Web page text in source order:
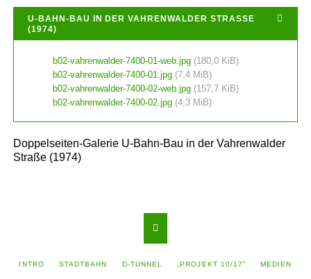
U-BAHN-BAU IN DER VAHRENWALDER STRASSE (
1974)
b02-vahrenwalder-7400-01-web.jpg (180,0 KiB)
b02-vahrenwalder-7400-01.jpg (7,4 MiB)
b02-vahrenwalder-7400-02-web.jpg (157,7 KiB)
b02-vahrenwalder-7400-02.jpg (4,3 MiB)
Doppelseiten-Galerie U-Bahn-Bau in der Vahrenwalder
Straße (1974)
INTRO STADTBAHN D-TUNNEL „PROJEKT 10/17” MEDIEN